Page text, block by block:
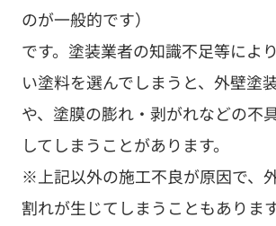
のが一般的です）
です。塗装業者の知識不足等によ
い塗料を選んでしまうと、外壁塗
や、塗膜の膨れ・剥がれなどの不
してしまうことがあります。
※上記以外の施工不良が原因で、
割れが生じてしまうこともあります